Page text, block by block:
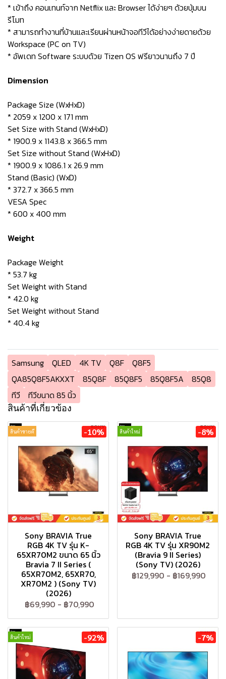
* เข้าถึง คอนเทนท์จาก Netflix และ Browser ได้ง่ายๆ ด้วยปุ่มบน
รีโมท
* สามารถทำงานที่บ้านและเรียนผ่านหน้าจอทีวีได้อย่างง่ายดายด้วย
Workspace (PC on TV)
* อัพเดท Software ระบบด้วย Tizen OS ฟรียาวนานถึง 7 ปี
Dimension
Package Size (WxHxD)
* 2059 x 1200 x 171 mm
Set Size with Stand (WxHxD)
* 1900.9 x 1143.8 x 366.5 mm
Set Size without Stand (WxHxD)
* 1900.9 x 1086.1 x 26.9 mm
Stand (Basic) (WxD)
* 372.7 x 366.5 mm
VESA Spec
* 600 x 400 mm
Weight
Package Weight
* 53.7 kg
Set Weight with Stand
* 42.0 kg
Set Weight without Stand
* 40.4 kg
Samsung QLED 4K TV Q8F
Q8F5
QA85Q8F5AKXXT
85Q8F 85Q8F5 85Q8F5A
85Q8
ทีวี
ทีวีขนาด 85 นิ้ว
สินค้าที่เกี่ยวข้อง
สินค้าขายดี -10%
Sony BRAVIA True
RGB 4K TV รุ่น K-
65XR70M2 ขนาด 65 นิ้ว
Bravia 7 II Series (
65XR70M2, 65XR70,
XR70M2 ) (Sony TV)
(2026)
฿69,990 - ฿70,990
สินค้าใหม่ -8%
Sony BRAVIA True
RGB 4K TV รุ่น XR90M2
(Bravia 9 II Series)
(Sony TV) (2026)
฿129,990 - ฿169,990
สินค้าใหม่ -92% -7%